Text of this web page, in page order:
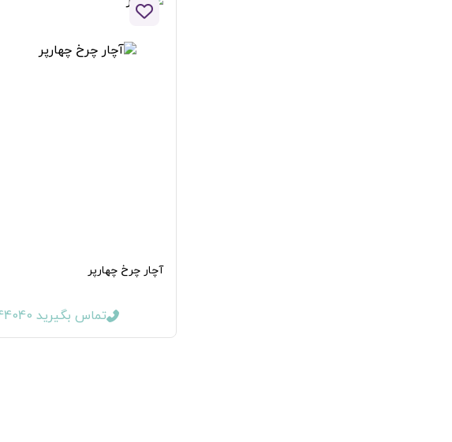
افزودن به لیست علاقه مندی ها
آچار چرخ چهارپر
تماس بگیرید 32844040 - 041